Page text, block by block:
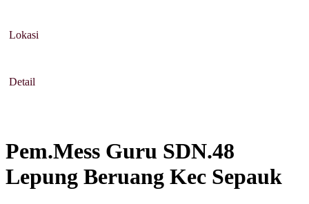
Lokasi
Detail
Pem.Mess Guru SDN.48
Lepung Beruang Kec Sepauk